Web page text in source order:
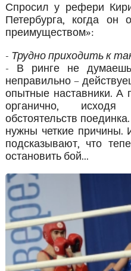
Спросил у рефери
Петербурга, когда он
преимуществом»:
- Трудно приходить к
- В ринге не
неправильно –
опытные наставники. А
органично,
обстоятельств
нужны четкие причины.
подсказывают, что
остановить бой...